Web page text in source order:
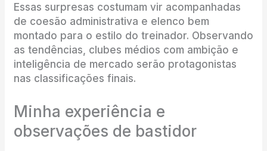
Essas surpresas costumam vir acompanhadas
de coesão administrativa e elenco bem
montado para o estilo do treinador. Observando
as tendências, clubes médios com ambição e
inteligência de mercado serão protagonistas
nas classificações finais.
Minha experiência e
observações de bastidor